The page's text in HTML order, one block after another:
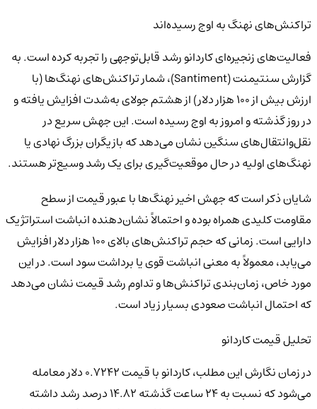
تراکنش‌های نهنگ به اوج رسیده‌اند
فعالیت‌های زنجیره‌ای کاردانو رشد قابل‌توجهی را تجربه کرده است. به
گزارش سنتیمنت (Santiment)، شمار تراکنش‌های نهنگ‌ها (با
ارزش بیش از ۱۰۰ هزار دلار) از هشتم جولای به‌شدت افزایش یافته و
در روز گذشته و امروز به اوج رسیده است. این جهش سریع در
نقل‌وانتقال‌های سنگین نشان می‌دهد که بازیگران بزرگ نهادی یا
نهنگ‌های اولیه در حال موقعیت‌گیری برای یک رشد وسیع‌تر هستند.
شایان ذکر است که جهش اخیر نهنگ‌ها با عبور قیمت از سطح
مقاومت کلیدی همراه بوده و احتمالاً نشان‌دهنده انباشت استراتژیک
دارایی است. زمانی که حجم تراکنش‌های بالای ۱۰۰ هزار دلار افزایش
می‌یابد، معمولاً به معنی انباشت قوی یا برداشت سود است. در این
مورد خاص، زمان‌بندی تراکنش‌ها و تداوم رشد قیمت نشان می‌دهد
که احتمال انباشت صعودی بسیار زیاد است.
تحلیل قیمت کاردانو
در زمان نگارش این مطلب، کاردانو با قیمت ۰.۷۲۴۲ دلار معامله
می‌شود که نسبت به ۲۴ ساعت گذشته ۱۴.۸۲ درصد رشد داشته